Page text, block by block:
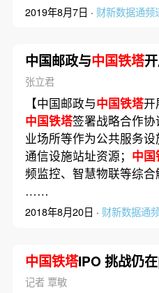
2019年8月7日 · 财新数据通频
中国邮政与中国铁塔
张立君
【中国邮政与中国铁塔开
中国铁塔签署战略合作
业场所等作为公共服务
通信设施站址资源； 中
频监控、智慧物联等综合
……
2018年8月20日 · 财新数据通
中国铁塔IPO 挑战仍
记者 覃敏